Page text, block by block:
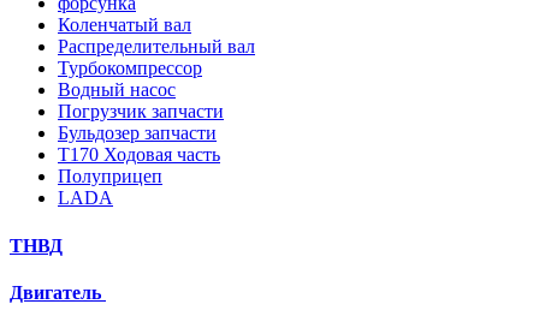
Коленчатый вал
Распределительный вал
Турбокомпрессор
Водный насос
Погрузчик запчасти
Бульдозер запчасти
T170 Ходовая часть
Полуприцеп
LADA
ТНВД
Двигатель